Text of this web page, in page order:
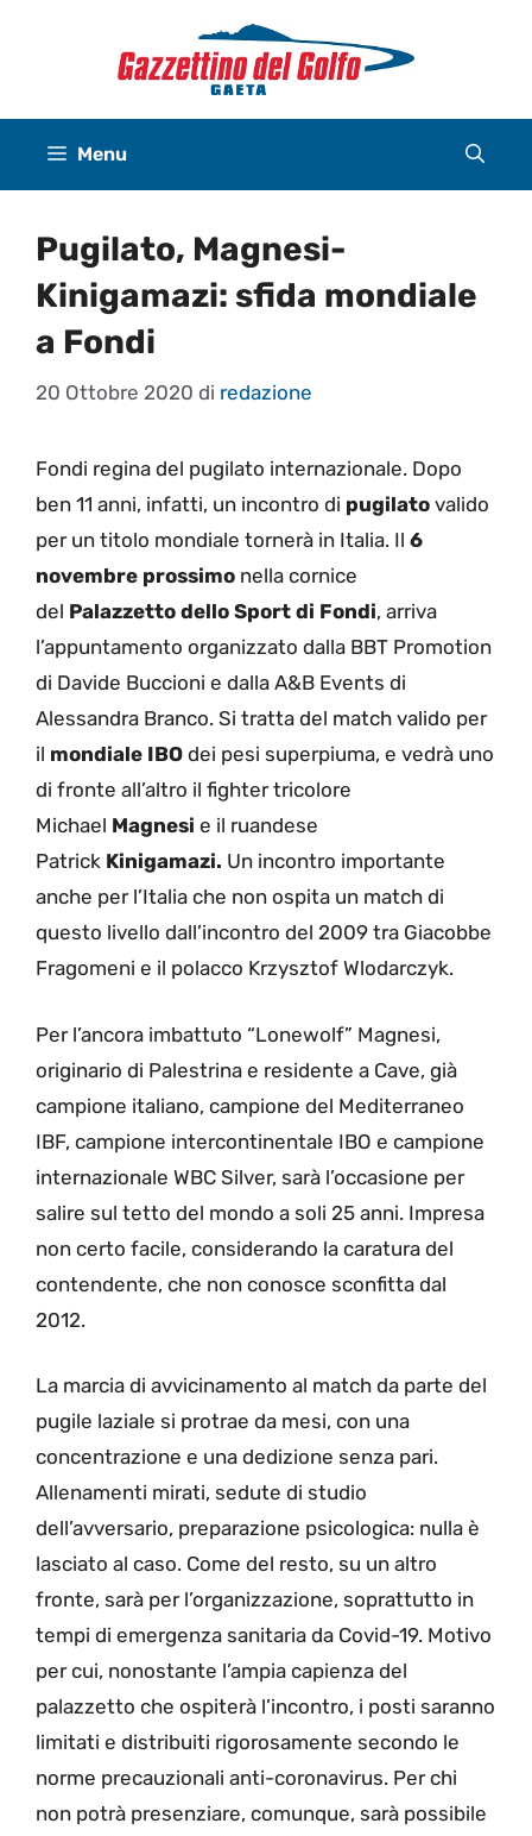
Menu
Pugilato, Magnesi-
Kinigamazi: sfida mondiale
a Fondi
20 Ottobre 2020 di redazione
Fondi regina del pugilato internazionale. Dopo
ben 11 anni, infatti, un incontro di pugilato valido
per un titolo mondiale tornerà in Italia. Il 6
novembre prossimo nella cornice
del Palazzetto dello Sport di Fondi, arriva
l’appuntamento organizzato dalla BBT Promotion
di Davide Buccioni e dalla A&B Events di
Alessandra Branco. Si tratta del match valido per
il mondiale IBO dei pesi superpiuma, e vedrà uno
di fronte all’altro il fighter tricolore
Michael Magnesi e il ruandese
Patrick Kinigamazi. Un incontro importante
anche per l’Italia che non ospita un match di
questo livello dall’incontro del 2009 tra Giacobbe
Fragomeni e il polacco Krzysztof Wlodarczyk.
Per l’ancora imbattuto “Lonewolf” Magnesi,
originario di Palestrina e residente a Cave, già
campione italiano, campione del Mediterraneo
IBF, campione intercontinentale IBO e campione
internazionale WBC Silver, sarà l’occasione per
salire sul tetto del mondo a soli 25 anni. Impresa
non certo facile, considerando la caratura del
contendente, che non conosce sconfitta dal
2012.
La marcia di avvicinamento al match da parte del
pugile laziale si protrae da mesi, con una
concentrazione e una dedizione senza pari.
Allenamenti mirati, sedute di studio
dell’avversario, preparazione psicologica: nulla è
lasciato al caso. Come del resto, su un altro
fronte, sarà per l’organizzazione, soprattutto in
tempi di emergenza sanitaria da Covid-19. Motivo
per cui, nonostante l’ampia capienza del
palazzetto che ospiterà l’incontro, i posti saranno
limitati e distribuiti rigorosamente secondo le
norme precauzionali anti-coronavirus. Per chi
non potrà presenziare, comunque, sarà possibile